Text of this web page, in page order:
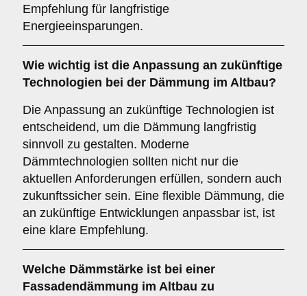
Empfehlung für langfristige
Energieeinsparungen.
Wie wichtig ist die Anpassung an zukünftige
Technologien bei der Dämmung im Altbau?
Die Anpassung an zukünftige Technologien ist
entscheidend, um die Dämmung langfristig
sinnvoll zu gestalten. Moderne
Dämmtechnologien sollten nicht nur die
aktuellen Anforderungen erfüllen, sondern auch
zukunftssicher sein. Eine flexible Dämmung, die
an zukünftige Entwicklungen anpassbar ist, ist
eine klare Empfehlung.
Welche Dämmstärke ist bei einer
Fassadendämmung im Altbau zu